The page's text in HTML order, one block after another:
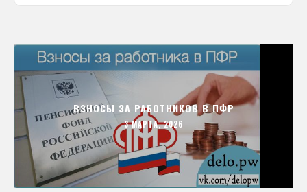
ВЗНОСЫ ЗА РАБОТНИКОВ В ПФР
3 МАРТА, 2026